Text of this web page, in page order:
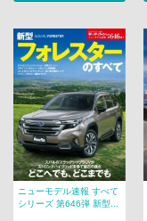
ニューモデル速報 すべて
シリーズ 第646弾 新型...